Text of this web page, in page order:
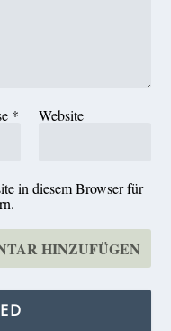
* Website
in diesem Browser für